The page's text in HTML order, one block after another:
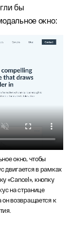
бы
окно:
окно, чтобы
двигается в рамках
«Cancel», кнопку
на странице
он возвращается к